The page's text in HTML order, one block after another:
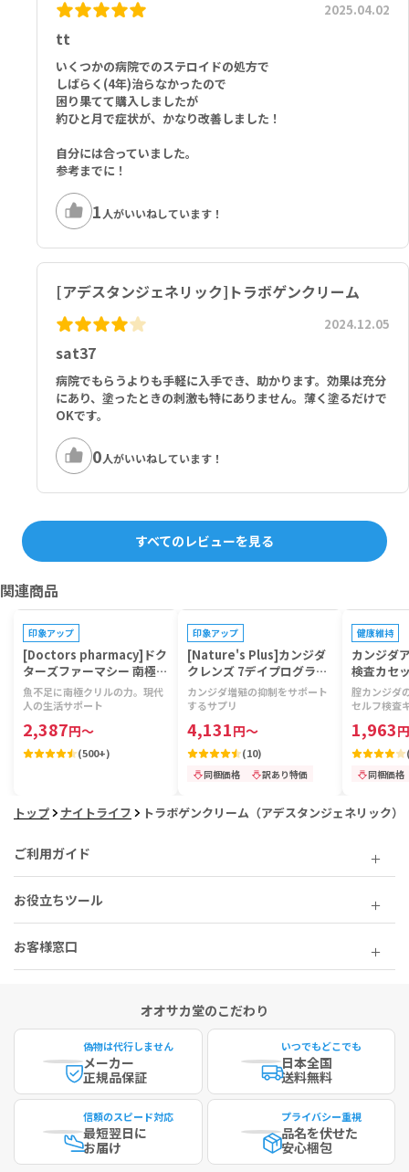
tt
2025.04.02
いくつかの病院でのステロイドの処方で
しばらく(4年)治らなかったので
困り果てて購入しましたが
約ひと月で症状が、かなり改善しました！
自分には合っていました。
参考までに！
1 人がいいねしています！
[アデスタンジェネリック]トラボゲンクリーム
sat37
2024.12.05
病院でもらうよりも手軽に入手でき、助かります。効果は充分
にあり、塗ったときの刺激も特にありません。薄く塗るだけで
OKです。
0人がいいねしています！
すべてのレビューを見る
関連商品
印象アップ
[Doctors pharmacy]ドク
ターズファーマシー 南極ク
リルビタミン 【1袋120
粒】
魚不足に南極クリルの力。現代
人の生活サポート
2,387円～
(500+)
印象アップ
[Nature's Plus]カンジダ
クレンズ 7デイプログラム
【1箱28錠 x 2本】
カンジダ増殖の抑制をサポート
するサプリ
4,131円～
(10)
同梱価格 訳あり特価
健康維持
カンジダ
検査カセ
【1箱1回
腟カンジダ
セルフ検査
1,963円
同梱価格
トップ ナイトライフ トラボゲンクリーム（アデスタンジェネリック）
ご利用ガイド
お役立ちツール
お客様窓口
オオサカ堂のこだわり
偽物は代行しません
メーカー
正規品保証
いつでもどこでも
日本全国
送料無料
信頼のスピード対応
最短翌日に
お届け
プライバシー重視
品名を伏せた
安心梱包